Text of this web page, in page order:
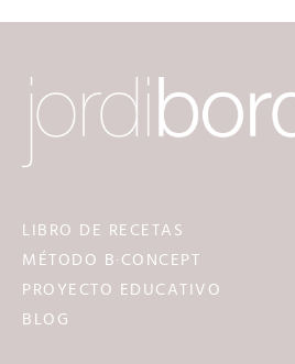
LIBRO DE RECETAS
MÉTODO B·CONCEPT
PROYECTO EDUCATIVO
BLOG